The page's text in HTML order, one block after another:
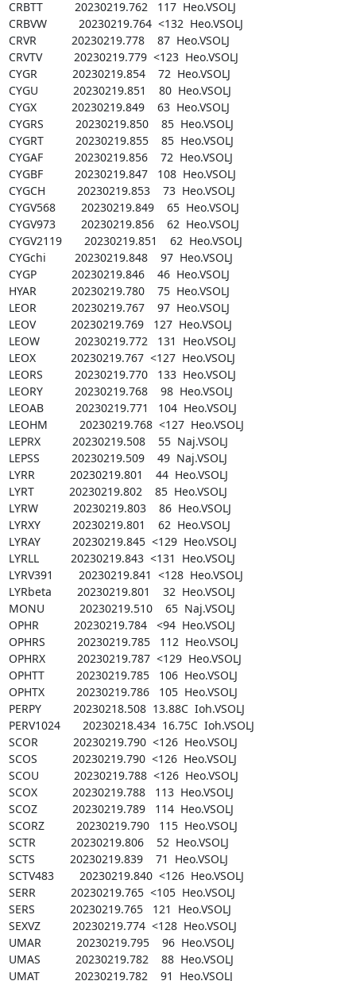
CRBTT          20230219.762   117  Heo.VSOLJ
CRBVW          20230219.764  <132  Heo.VSOLJ
CRVR           20230219.778    87  Heo.VSOLJ
CRVTV          20230219.779  <123  Heo.VSOLJ
CYGR           20230219.854    72  Heo.VSOLJ
CYGU           20230219.851    80  Heo.VSOLJ
CYGX           20230219.849    63  Heo.VSOLJ
CYGRS          20230219.850    85  Heo.VSOLJ
CYGRT          20230219.855    85  Heo.VSOLJ
CYGAF          20230219.856    72  Heo.VSOLJ
CYGBF          20230219.847   108  Heo.VSOLJ
CYGCH          20230219.853    73  Heo.VSOLJ
CYGV568        20230219.849    65  Heo.VSOLJ
CYGV973        20230219.856    62  Heo.VSOLJ
CYGV2119       20230219.851    62  Heo.VSOLJ
CYGchi         20230219.848    97  Heo.VSOLJ
CYGP           20230219.846    46  Heo.VSOLJ
HYAR           20230219.780    75  Heo.VSOLJ
LEOR           20230219.767    97  Heo.VSOLJ
LEOV           20230219.769   127  Heo.VSOLJ
LEOW           20230219.772   131  Heo.VSOLJ
LEOX           20230219.767  <127  Heo.VSOLJ
LEORS          20230219.770   133  Heo.VSOLJ
LEORY          20230219.768    98  Heo.VSOLJ
LEOAB          20230219.771   104  Heo.VSOLJ
LEOHM          20230219.768  <127  Heo.VSOLJ
LEPRX          20230219.508    55  Naj.VSOLJ
LEPSS          20230219.509    49  Naj.VSOLJ
LYRR           20230219.801    44  Heo.VSOLJ
LYRT           20230219.802    85  Heo.VSOLJ
LYRW           20230219.803    86  Heo.VSOLJ
LYRXY          20230219.801    62  Heo.VSOLJ
LYRAY          20230219.845  <129  Heo.VSOLJ
LYRLL          20230219.843  <131  Heo.VSOLJ
LYRV391        20230219.841  <128  Heo.VSOLJ
LYRbeta        20230219.801    32  Heo.VSOLJ
MONU           20230219.510    65  Naj.VSOLJ
OPHR           20230219.784   <94  Heo.VSOLJ
OPHRS          20230219.785   112  Heo.VSOLJ
OPHRX          20230219.787  <129  Heo.VSOLJ
OPHTT          20230219.785   106  Heo.VSOLJ
OPHTX          20230219.786   105  Heo.VSOLJ
PERPY          20230218.508  13.88C  Ioh.VSOLJ
PERV1024       20230218.434  16.75C  Ioh.VSOLJ
SCOR           20230219.790  <126  Heo.VSOLJ
SCOS           20230219.790  <126  Heo.VSOLJ
SCOU           20230219.788  <126  Heo.VSOLJ
SCOX           20230219.788   113  Heo.VSOLJ
SCOZ           20230219.789   114  Heo.VSOLJ
SCORZ          20230219.790   115  Heo.VSOLJ
SCTR           20230219.806    52  Heo.VSOLJ
SCTS           20230219.839    71  Heo.VSOLJ
SCTV483        20230219.840  <126  Heo.VSOLJ
SERR           20230219.765  <105  Heo.VSOLJ
SERS           20230219.765   121  Heo.VSOLJ
SEXVZ          20230219.774  <128  Heo.VSOLJ
UMAR           20230219.795    96  Heo.VSOLJ
UMAS           20230219.782    88  Heo.VSOLJ
UMAT           20230219.782    91  Heo.VSOLJ